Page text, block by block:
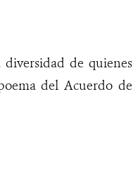
de quienes
del Acuerdo de